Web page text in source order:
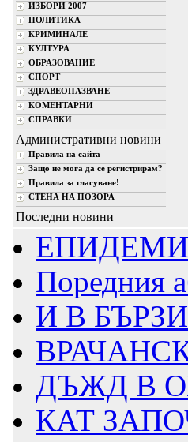
ИЗБОРИ 2007
ПОЛИТИКА
КРИМИНАЛЕ
КУЛТУРА
ОБРАЗОВАНИЕ
СПОРТ
ЗДРАВЕОПАЗВАНЕ
КОМЕНТАРНИ
СПРАВКИ
Административни новини
Правила на сайта
Защо не мога да се регистрирам?
Правила за гласуване!
СТЕНА НА ПОЗОРА
Последни новини
Поредния
И В
ДЪЖД В
КАТ